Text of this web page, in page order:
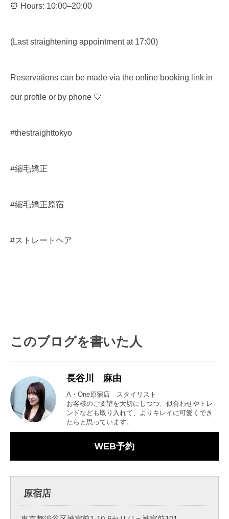
⏰ Hours: 10:00–20:00
(Last straightening appointment at 17:00)
Reservations can be made via the online booking link in
our profile or by phone 🤍
#thestraighttokyo
#縮毛矯正
#縮毛矯正原宿
#ストレートヘア
このブログを書いた人
長谷川 麻由
A・One原宿店 スタイリスト
お客様のご要望を大切にしつつ、似合わせやトレ
ンドなども取り入れて、よりキレイに可愛くでき
たらと思っています。
WEB予約
原宿店